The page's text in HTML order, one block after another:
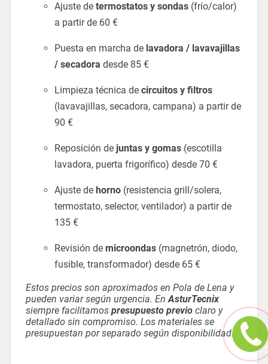
Ajuste de termostatos y sondas(frío/calor)
a partir de 60 €
Puesta en marcha de lavadora / lavavajillas
/ secadora desde 85 €
Limpieza técnica de circuitos y filtros
(lavavajillas, secadora, campana) a partir de
90 €
Reposición de juntas y gomas(escotilla
lavadora, puerta frigorífico) desde 70 €
Ajuste de horno(resistencia grill/solera,
termostato, selector, ventilador) a partir de
135 €
Revisión de microondas(magnetrón, diodo,
fusible, transformador) desde 65 €
Estos precios son aproximados en Pola de Lena y
pueden variar según urgencia. En AsturTecnix
siempre facilitamos presupuesto previoclaro y
detallado sin compromiso. Los materiales se
presupuestan por separado según disponibilidad.